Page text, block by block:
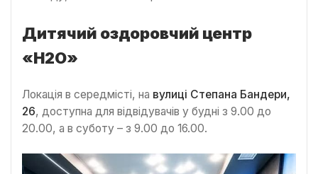
Дитячий оздоровчий центр
«Н2О»
Локація в середмісті, на вулиці Степана Бандери,
26, доступна для відвідувачів у будні з 9.00 до
20.00, а в суботу – з 9.00 до 16.00.